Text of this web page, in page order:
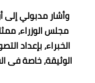
وأشار مدبولي إلى
مجلس الوزراء،
الخبراء، بإعداد
الوثيقة، خاصة فى